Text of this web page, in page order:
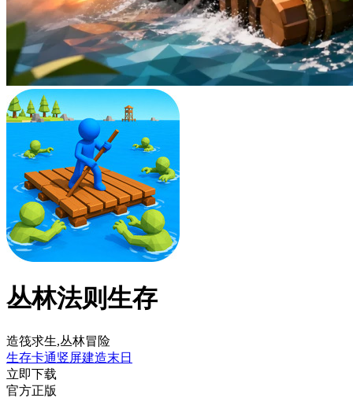
丛林法则生存
造筏求生,丛林冒险
生存卡通竖屏建造末日
立即下载
官方正版